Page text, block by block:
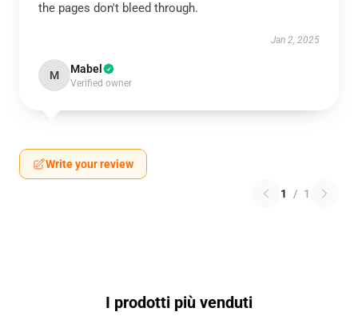
the pages don't bleed through.
Jan 2, 2025
M Mabel
Verified owner
Write your review
1 / 1
I prodotti più venduti